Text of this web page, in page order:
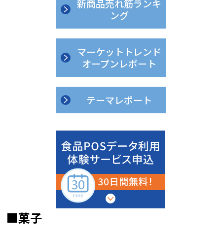
新商品売れ筋ランキ
ング
マーケットトレンド
オープンレポート
テーマレポート
■菓子